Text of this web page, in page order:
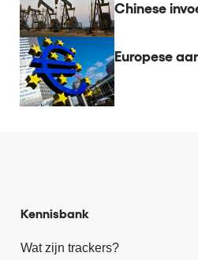
Chinese
Europese
Kennisbank
Wat zijn trackers?